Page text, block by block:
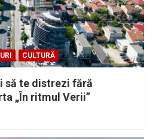
CULTURĂ
să te distrezi fără
„În ritmul Verii”